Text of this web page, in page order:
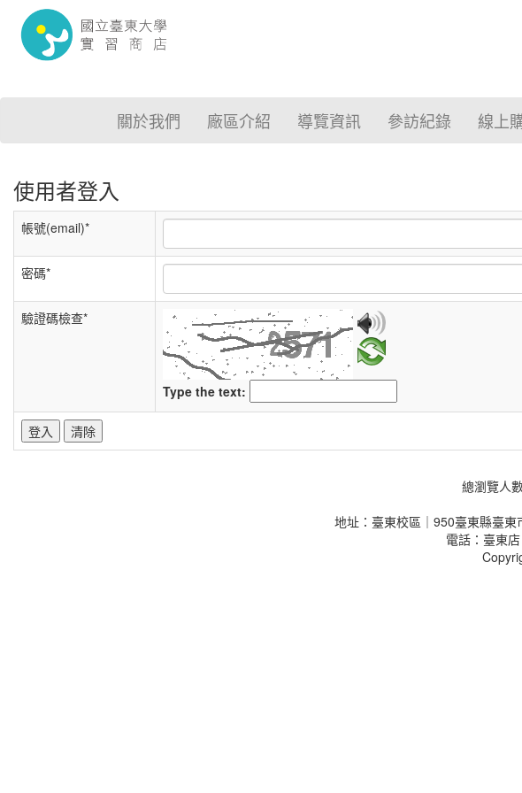
關於我們 廠區介紹 導覽資訊 參訪紀錄 線上
使用者登入
帳號(email)*
密碼*
驗證碼檢查*
Type the text:
總瀏覽人
地址：臺東校區｜950臺東縣臺
電話：臺東